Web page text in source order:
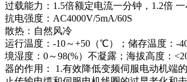
过载能力：1.5倍额定电流一分钟，1.2倍
抗电强度：AC4000V/5mA/60S
散热：自然风冷
运行温度：-10～+50（℃）；储存温度：-
境湿度：0～98(%）不凝露；海拔高度：
器的作用： 1.有效降低变频伺服电动机端